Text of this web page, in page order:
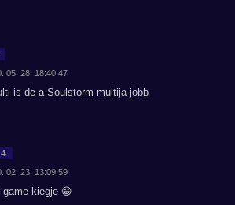
05. 28. 18:40:47
is de a Soulstorm multija jobb
4
02. 23. 13:09:59
kiegje 😀